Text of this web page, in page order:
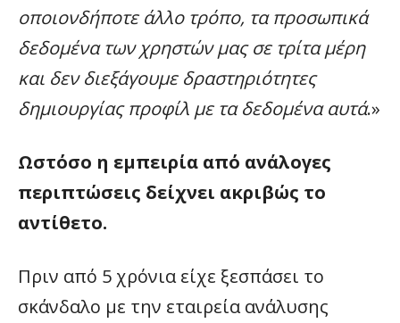
οποιονδήποτε άλλο τρόπο, τα προσωπικά
δεδομένα των χρηστών μας σε τρίτα μέρη
και δεν διεξάγουμε δραστηριότητες
δημιουργίας προφίλ με τα δεδομένα αυτά.»
Ωστόσο η εμπειρία από ανάλογες
περιπτώσεις δείχνει ακριβώς το
αντίθετο.
Πριν από 5 χρόνια είχε ξεσπάσει το
σκάνδαλο με την εταιρεία ανάλυσης